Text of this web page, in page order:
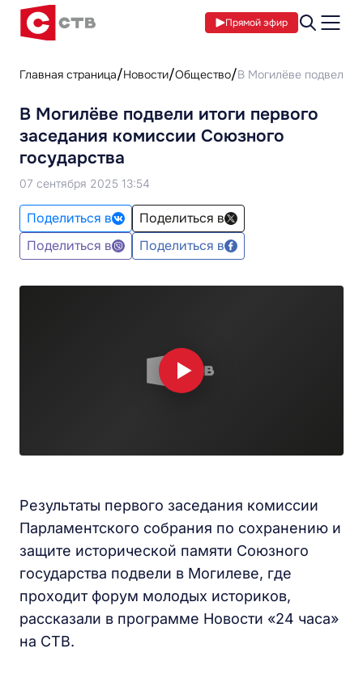
Прямой эфир
Главная страница Новости Общество В Могилёве подвели
В Могилёве подвели итоги первого
заседания комиссии Союзного
государства
07 сентября 2025 13:54
Поделиться в
Поделиться в
Поделиться в
Поделиться в
Результаты первого заседания комиссии
Парламентского собрания по сохранению и
защите исторической памяти Союзного
государства подвели в Могилеве, где
проходит форум молодых историков,
рассказали в программе Новости «24 часа»
на СТВ.